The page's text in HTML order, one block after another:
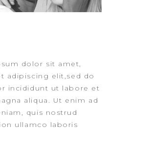
dolor sit amet,
adipiscing elit,sed do
incididunt ut labore et
aliqua. Ut enim ad
quis nostrud
ullamco laboris